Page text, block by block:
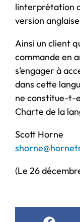
linterprétation
version
Ainsi un client
commande en
s’engager à
dans cette
ne constitue-t-
Charte de la
Scott Horne
(Le 26